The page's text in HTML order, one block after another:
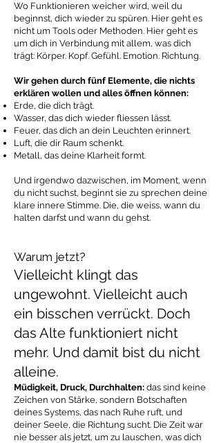
Wo Funktionieren weicher wird, weil du
beginnst, dich wieder zu spüren. Hier geht es
nicht um Tools oder Methoden. Hier geht es
um dich in Verbindung mit allem, was dich
trägt: Körper. Kopf. Gefühl. Emotion. Richtung.
Wir gehen durch fünf Elemente, die nichts
erklären wollen und alles öffnen können:
Erde, die dich trägt.
Wasser, das dich wieder fliessen lässt.
Feuer, das dich an dein Leuchten erinnert.
Luft, die dir Raum schenkt.
Metall, das deine Klarheit formt.
Und irgendwo dazwischen, im Moment, wenn
du nicht suchst, beginnt sie zu sprechen deine
klare innere Stimme. Die, die weiss, wann du
halten darfst und wann du gehst.
Warum jetzt?
Vielleicht klingt das
ungewohnt. Vielleicht auch
ein bisschen verrückt. Doch
das Alte funktioniert nicht
mehr. Und damit bist du nicht
alleine.
Müdigkeit, Druck, Durchhalten: das sind keine
Zeichen von Stärke, sondern Botschaften
deines Systems, das nach Ruhe ruft, und
deiner Seele, die Richtung sucht. Die Zeit war
nie besser als jetzt, um zu lauschen, was dich